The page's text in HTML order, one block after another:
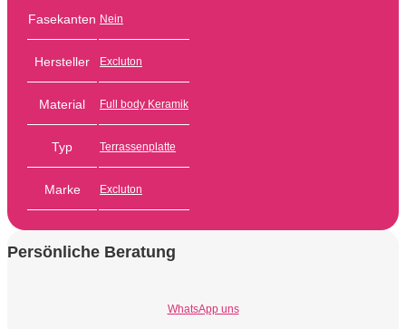
Fasekanten Nein
Hersteller Excluton
Material Full body Keramik
Typ Terrassenplatte
Marke Excluton
Persönliche Beratung
WhatsApp uns